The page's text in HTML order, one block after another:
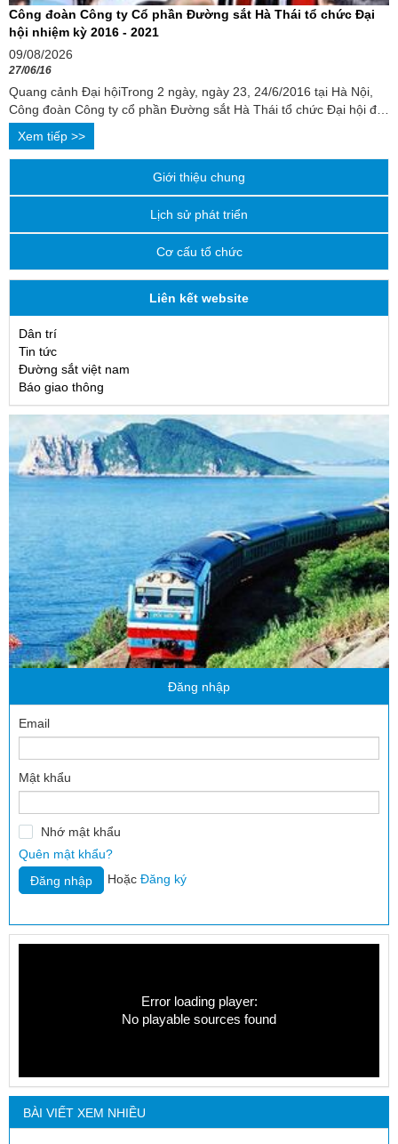
Công đoàn Công ty Cổ phần Đường sắt Hà Thái tổ chức Đại
hội nhiệm kỳ 2016 - 2021
09/08/2026
27/06/16
Quang cảnh Đại hộiTrong 2 ngày, ngày 23, 24/6/2016 tại Hà Nội,
Công đoàn Công ty cổ phần Đường sắt Hà Thái tổ chức Đại hội đại
biều lần thứ VII, ...
Xem tiếp >>
Giới thiệu chung
Lịch sử phát triển
Cơ cấu tổ chức
Liên kết website
Dân trí
Tin tức
Đường sắt việt nam
Báo giao thông
Đăng nhập
Email
Mật khẩu
Nhớ mật khẩu
Quên mật khẩu?
Hoặc Đăng ký
Error loading player:
No playable sources found
BÀI VIẾT XEM NHIỀU